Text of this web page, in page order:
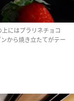
にはプラリネチョコ
から焼き立たてがテー